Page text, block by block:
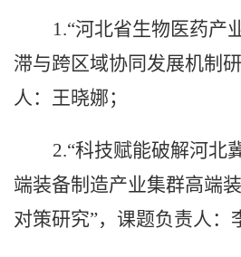
1.“河北省生物医药产
滞与跨区域协同发展机制
人：王晓娜；
2.“科技赋能破解河北
端装备制造产业集群高端
对策研究”， 课题负责人：